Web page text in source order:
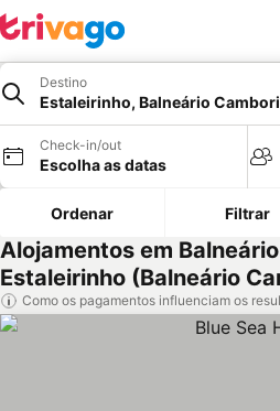
Destino
Estaleirinho, Balneário
Check-in/out
Escolha as datas
Ordenar Filtrar
Alojamentos em
Estaleirinho (Balneário
Como os pagamentos influenciam os